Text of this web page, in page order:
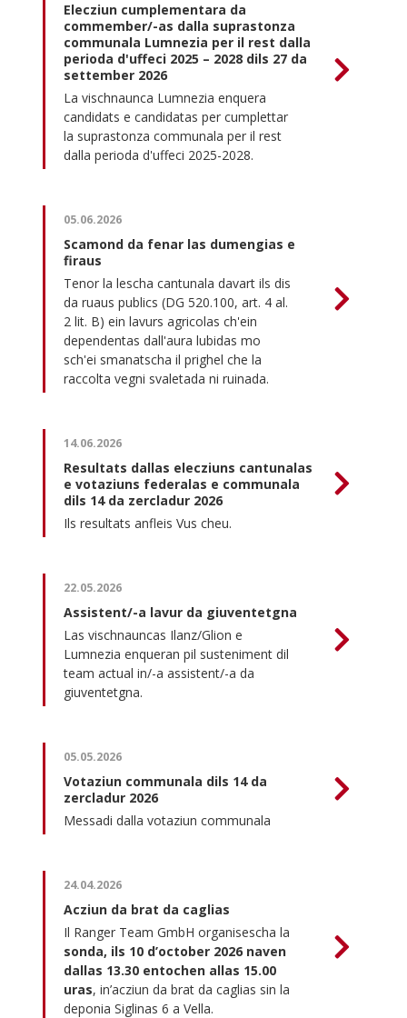
Elecziun cumplementara da
commember/-as dalla suprastonza
communala Lumnezia per il rest dalla
perioda d'uffeci 2025 – 2028 dils 27 da
settember 2026
La vischnaunca Lumnezia enquera
candidats e candidatas per cumplettar
la suprastonza communala per il rest
dalla perioda d'uffeci 2025-2028.
05.06.2026
Scamond da fenar las dumengias e
firaus
Tenor la lescha cantunala davart ils dis
da ruaus publics (DG 520.100, art. 4 al.
2 lit. B) ein lavurs agricolas ch'ein
dependentas dall'aura lubidas mo
sch'ei smanatscha il prighel che la
raccolta vegni svaletada ni ruinada.
14.06.2026
Resultats dallas elecziuns cantunalas
e votaziuns federalas e communala
dils 14 da zercladur 2026
Ils resultats anfleis Vus cheu.
22.05.2026
Assistent/-a lavur da giuventetgna
Las vischnauncas Ilanz/Glion e
Lumnezia enqueran pil susteniment dil
team actual in/-a assistent/-a da
giuventetgna.
05.05.2026
Votaziun communala dils 14 da
zercladur 2026
Messadi dalla votaziun communala
24.04.2026
Acziun da brat da caglias
Il Ranger Team GmbH organisescha la
sonda, ils 10 d’october 2026 naven
dallas 13.30 entochen allas 15.00
uras, in’acziun da brat da caglias sin la
deponia Siglinas 6 a Vella.